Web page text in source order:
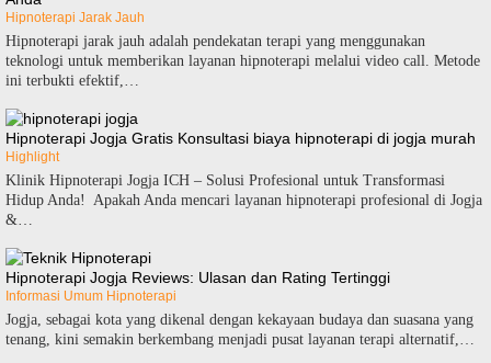
Hipnoterapi Jarak Jauh
Hipnoterapi jarak jauh adalah pendekatan terapi yang menggunakan
teknologi untuk memberikan layanan hipnoterapi melalui video call. Metode
ini terbukti efektif,…
Hipnoterapi Jogja Gratis Konsultasi biaya hipnoterapi di jogja murah
Highlight
Klinik Hipnoterapi Jogja ICH – Solusi Profesional untuk Transformasi
Hidup Anda! Apakah Anda mencari layanan hipnoterapi profesional di Jogja
&…
Hipnoterapi Jogja Reviews: Ulasan dan Rating Tertinggi
Informasi Umum Hipnoterapi
Jogja, sebagai kota yang dikenal dengan kekayaan budaya dan suasana yang
tenang, kini semakin berkembang menjadi pusat layanan terapi alternatif,…